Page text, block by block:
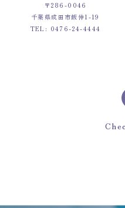
〒286-0046
千葉県成田市飯仲1-19
TEL: 0476-24-4444